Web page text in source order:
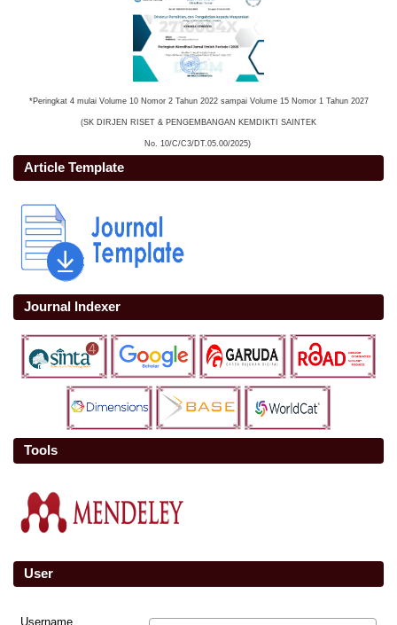
*Peringkat 4 mulai Volume 10 Nomor 2 Tahun 2022 sampai Volume 15 Nomor 1 Tahun 2027
(SK DIRJEN RISET & PENGEMBANGAN KEMDIKTI SAINTEK
No. 10/C/C3/DT.05.00/2025)
Article Template
Journal Indexer
Tools
User
Username